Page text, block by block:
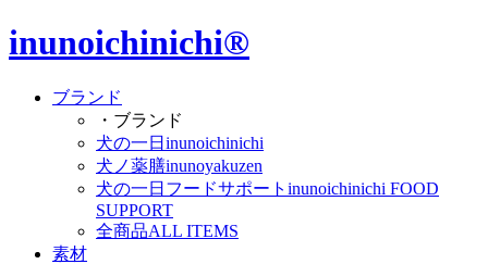
Skip
to
content
inunoichinichi®
ブランド
・ブランド
犬の一日 inunoichinichi
犬ノ薬膳inunoyakuzen
犬の一日フードサポート inunoichinichi FOOD
SUPPORT
全商品ALL ITEMS
素材